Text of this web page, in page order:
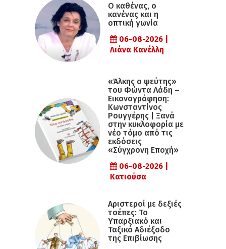
Ο καθένας, ο
κανένας και η
οπτική γωνία
06-08-2026 |
Λιάνα Κανέλλη
«Άλκης ο ψεύτης»
του Φώντα Λάδη –
Εικονογράφηση:
Κωνσταντίνος
Ρουγγέρης | Ξανά
στην κυκλοφορία με
νέο τόμο από τις
εκδόσεις
«Σύγχρονη Εποχή»
06-08-2026 |
Κατιούσα
Αριστεροί με δεξιές
τσέπες: Το
Υπαρξιακό και
Ταξικό Αδιέξοδο
της Επιβίωσης